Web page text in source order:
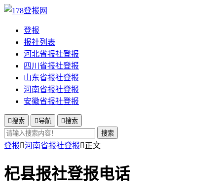
登报
报社列表
河北省报社登报
四川省报社登报
山东省报社登报
河南省报社登报
安徽省报社登报
搜索 导航 搜索
搜索
登报河南省报社登报正文
杞县报社登报电话